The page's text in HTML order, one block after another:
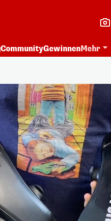
CommunityGewinnenMehr